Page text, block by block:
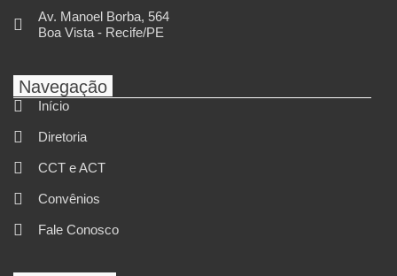
Av. Manoel Borba, 564
Boa Vista - Recife/PE
Navegação
Início
Diretoria
CCT e ACT
Convênios
Fale Conosco